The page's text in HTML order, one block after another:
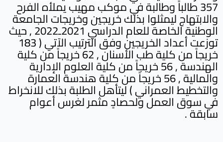
357 طالباً وطالبة في موكب مهيب يملأه الفرح
والابتهاج ليمثلوا بذلك خريجين وخريجات الجامعة
الوطنية الخاصة للعام الدراسي 2021ـ2022 , حيث
توزعت أعداد الخريجين وفق الترتيب الآتي ( 183
خريجاً من كلية طب الأسنان , 62 خريجاً من كلية
الهندسة , 56 خريجاً من كلية العلوم الإدارية
والمالية , 56 خريجاً من كلية هندسة العمارة
والتخطيط العمراني ) ليتأهل الطلبة بذلك للانخراط
في سوق العمل ولحصادٍ مثمر لغرس أعوام
سابقة .